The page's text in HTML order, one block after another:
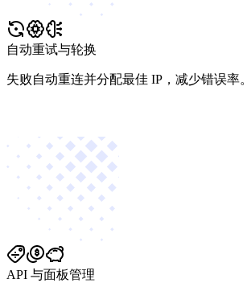
自动重试与轮换
失败自动重连并分配最佳 IP，减少错误率。
API 与面板管理